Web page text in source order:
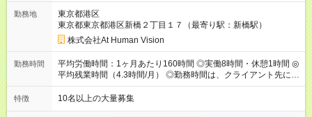
（固定残業代 24，000円） 賞与：年２回 （業績連動型） 昇
給：年２回（3月、9月) 試用期間：6ヶ月 ※上記額にはみなし残
業代（月15時間分）が含まれた 金額になります。超過分は追加
で全額支給。 【頑張りを給与・キャリアに還元します】 年に2
回⼈事評価があり等級が決まります。 等級に合わせた給与設定
のため、若い内からでも頑張り次第で給与アップが叶います。
（⽉給34～45万円）→課⻑（⽉給36～48万円）→部⻑（⽉給40
～58万円） 【試用期間】試用期間あり 試用期間の長さ：6ヶ月
勤務地
東京都港区
東京都東京都港区新橋２丁目１７（最寄り駅：新橋駅）
株式会社At Human Vision
勤務時間
平均労働時間：1ヶ月あたり160時間 ◎実働8時間・休憩1時間 ◎
平均残業時間（4.3時間/月） ◎勤務時間は、クライアント先に
より異なります。 ※＜シフト例＞ 10:00～19:00／11:00～
20:00 平均労働時間：1ヶ月あたり160時間 ◎実働8時間・休憩1
特徴 10名以上の大量募集